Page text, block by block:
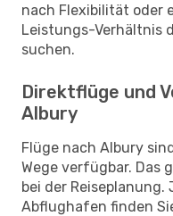
nach Flexibilität oder
Leistungs-Verhältnis
suchen.
Direktflüge und
Albury
Flüge nach Albury
Wege verfügbar. Das
bei der
Abflughafen finden